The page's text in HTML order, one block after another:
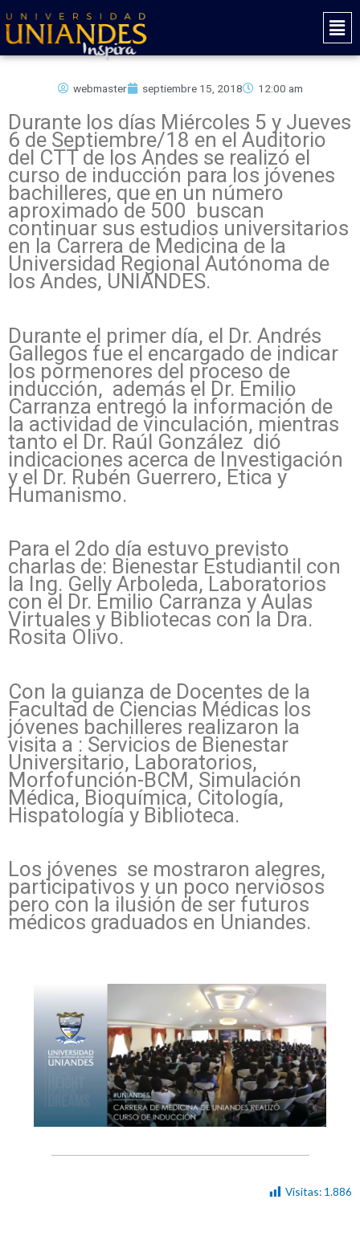
al
contenido
Main
webmaster septiembre 15, 2018 12:00 am
Durante los días Miércoles 5 y Jueves
6 de Septiembre/18 en el Auditorio
del CTT de los Andes se realizó el
curso de inducción para los jóvenes
bachilleres, que en un número
aproximado de 500 buscan
continuar sus estudios universitarios
en la Carrera de Medicina de la
Universidad Regional Autónoma de
los Andes, UNIANDES.
Durante el primer día, el Dr. Andrés
Gallegos fue el encargado de indicar
los pormenores del proceso de
inducción, además el Dr. Emilio
Carranza entregó la información de
la actividad de vinculación, mientras
tanto el Dr. Raúl González dió
indicaciones acerca de Investigación
y el Dr. Rubén Guerrero, Etica y
Humanismo.
Para el 2do día estuvo previsto
charlas de: Bienestar Estudiantil con
la Ing. Gelly Arboleda, Laboratorios
con el Dr. Emilio Carranza y Aulas
Virtuales y Bibliotecas con la Dra.
Rosita Olivo.
Con la guianza de Docentes de la
Facultad de Ciencias Médicas los
jóvenes bachilleres realizaron la
visita a : Servicios de Bienestar
Universitario, Laboratorios,
Morfofunción-BCM, Simulación
Médica, Bioquímica, Citología,
Hispatología y Biblioteca.
Los jóvenes se mostraron alegres,
participativos y un poco nerviosos
pero con la ilusión de ser futuros
médicos graduados en Uniandes.
Visitas: 1.886